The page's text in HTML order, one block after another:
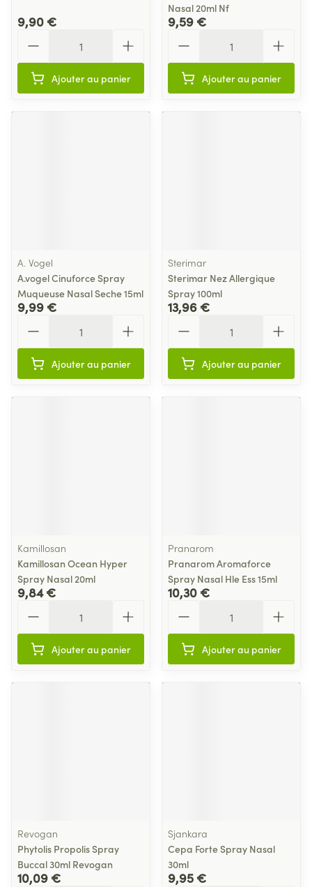
9,90 €
Ajouter au panier
Nasal 20ml Nf
9,59 €
Ajouter au panier
A. Vogel
A.vogel Cinuforce Spray
Muqueuse Nasal Seche 15ml
9,99 €
Ajouter au panier
Sterimar
Sterimar Nez Allergique
Spray 100ml
13,96 €
Ajouter au panier
Kamillosan
Kamillosan Ocean Hyper
Spray Nasal 20ml
9,84 €
Ajouter au panier
Pranarom
Pranarom Aromaforce
Spray Nasal Hle Ess 15ml
10,30 €
Ajouter au panier
Revogan
Phytolis Propolis Spray
Buccal 30ml Revogan
10,09 €
Sjankara
Cepa Forte Spray Nasal
30ml
9,95 €